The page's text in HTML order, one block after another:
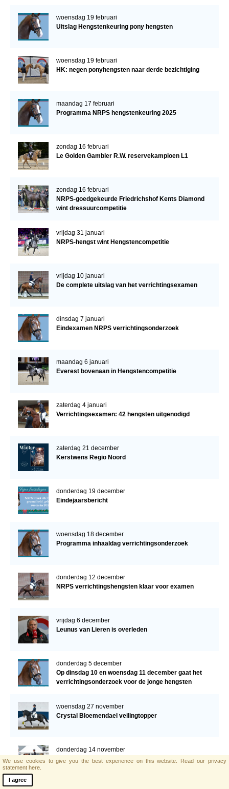
woensdag 19 februari
Uitslag Hengstenkeuring pony hengsten
woensdag 19 februari
HK: negen ponyhengsten naar derde bezichtiging
maandag 17 februari
Programma NRPS hengstenkeuring 2025
zondag 16 februari
Le Golden Gambler R.W. reservekampioen L1
zondag 16 februari
NRPS-goedgekeurde Friedrichshof Kents Diamond
wint dressuurcompetitie
vrijdag 31 januari
NRPS-hengst wint Hengstencompetitie
vrijdag 10 januari
De complete uitslag van het verrichtingsexamen
dinsdag 7 januari
Eindexamen NRPS verrichtingsonderzoek
maandag 6 januari
Everest bovenaan in Hengstencompetitie
zaterdag 4 januari
Verrichtingsexamen: 42 hengsten uitgenodigd
zaterdag 21 december
Kerstwens Regio Noord
donderdag 19 december
Eindejaarsbericht
woensdag 18 december
Programma inhaaldag verrichtingsonderzoek
donderdag 12 december
NRPS verrichtingshengsten klaar voor examen
vrijdag 6 december
Leunus van Lieren is overleden
donderdag 5 december
Op dinsdag 10 en woensdag 11 december gaat het
verrichtingsonderzoek voor de jonge hengsten
woensdag 27 november
Crystal Bloemendael veilingtopper
donderdag 14 november
NRPS-goedgekeurde Topgun naar Adrienne Lyle
We use cookies to give you the best experience on this website. Read our privacy
statement here.
I agree